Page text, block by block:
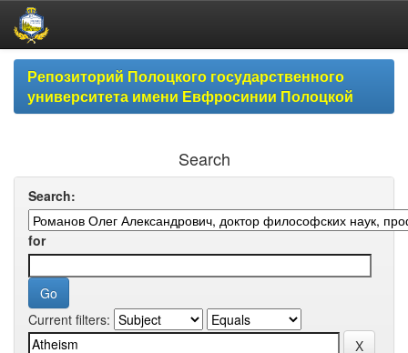
Skip
navigationРепозиторий Полоцкого государственного
университета имени Евфросинии Полоцкой
Search
Search:
for
Current filters: